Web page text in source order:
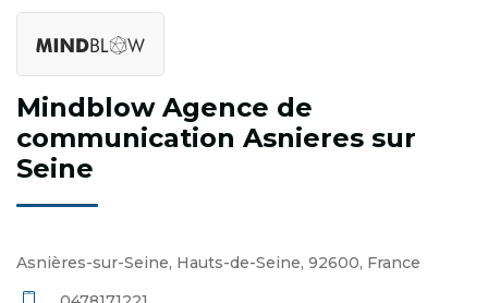
Mindblow Agence de
communication Asnieres sur
Seine
Asnières-sur-Seine, Hauts-de-Seine, 92600, France